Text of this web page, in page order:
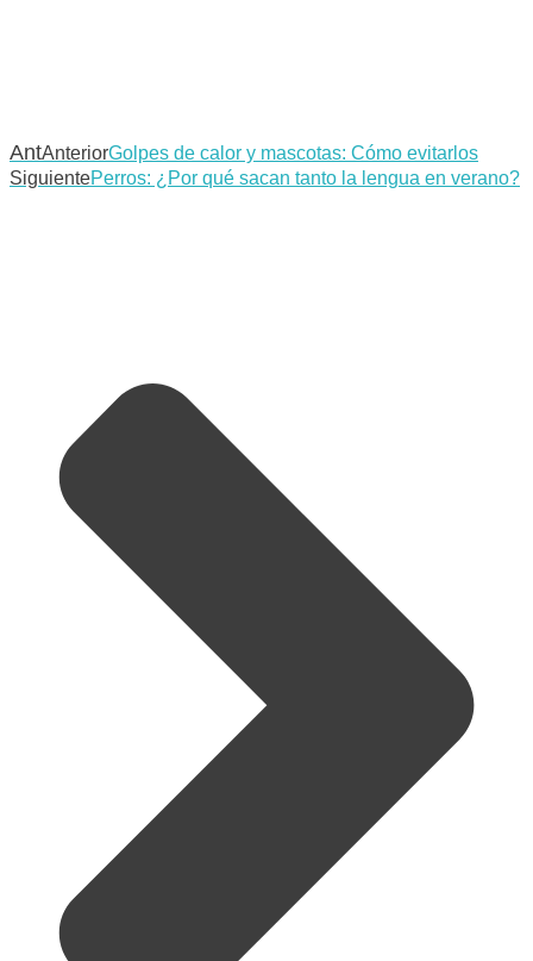
AntAnteriorGolpes de calor y mascotas: Cómo evitarlos
SiguientePerros: ¿Por qué sacan tanto la lengua en verano?